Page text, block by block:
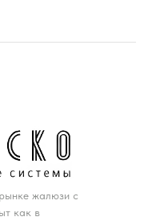
жалюзи с
как в